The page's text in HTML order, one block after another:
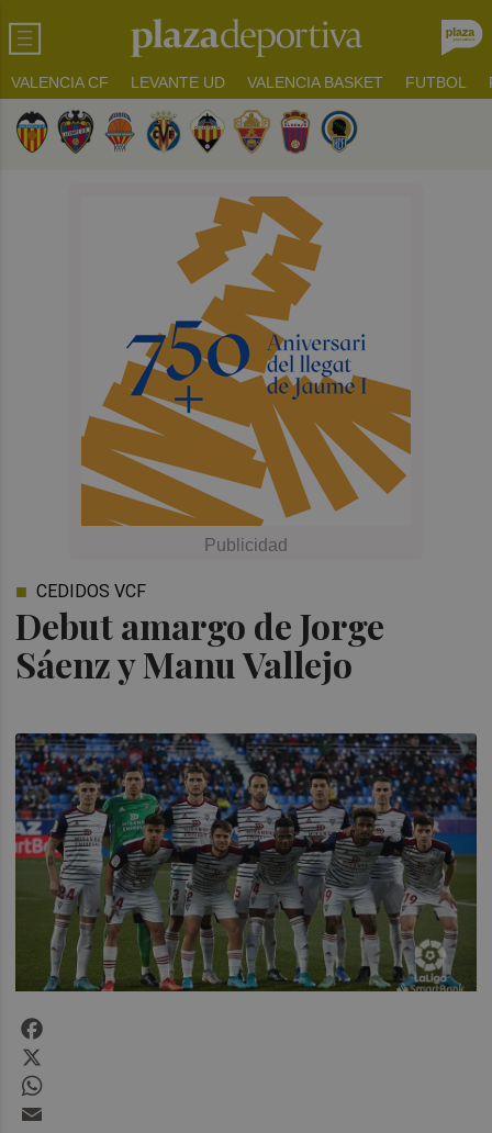
VALENCIA CF LEVANTE UD VALENCIA BASKET FUTBOL
Debut amargo de Jorge
Sáenz y Manu Vallejo
CEDIDOS VCF